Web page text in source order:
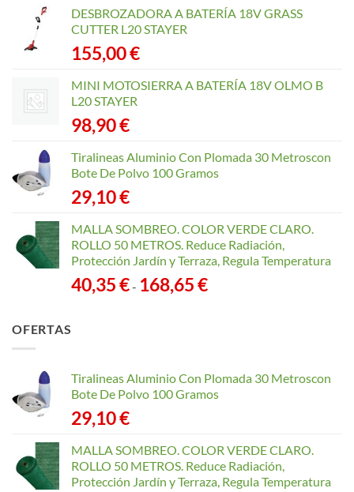
DESBROZADORA A BATERÍA 18V GRASS
CUTTER L20 STAYER
155,00€
MINI MOTOSIERRA A BATERÍA 18V OLMO B
L20 STAYER
98,90€
Tiralineas Aluminio Con Plomada 30 Metroscon
Bote De Polvo 100 Gramos
29,10€
MALLA SOMBREO. COLOR VERDE CLARO.
ROLLO 50 METROS. Reduce Radiación,
Protección Jardín y Terraza, Regula Temperatura
40,35€- 168,65€Rango
168,65 €
OFERTAS
Tiralineas Aluminio Con Plomada 30 Metroscon
Bote De Polvo 100 Gramos
29,10€
MALLA SOMBREO. COLOR VERDE CLARO.
ROLLO 50 METROS. Reduce Radiación,
Protección Jardín y Terraza, Regula Temperatura